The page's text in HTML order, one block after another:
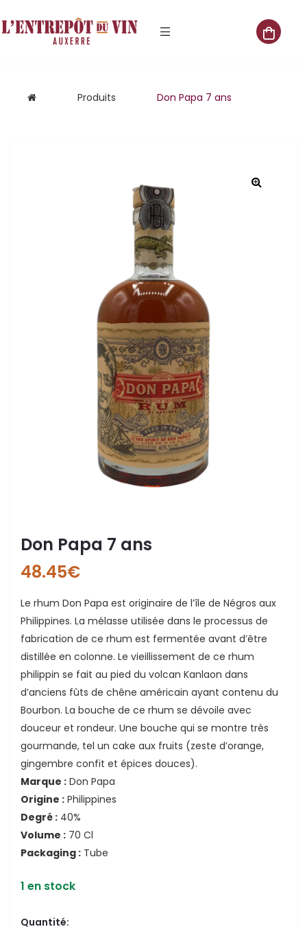
Produits Don Papa 7 ans
Don Papa 7 ans
48.45€
Le rhum Don Papa est originaire de l’île de Négros aux
Philippines. La mélasse utilisée dans le processus de
fabrication de ce rhum est fermentée avant d’être
distillée en colonne. Le vieillissement de ce rhum
philippin se fait au pied du volcan Kanlaon dans
d’anciens fûts de chêne américain ayant contenu du
Bourbon. La bouche de ce rhum se dévoile avec
douceur et rondeur. Une bouche qui se montre très
gourmande, tel un cake aux fruits (zeste d’orange,
gingembre confit et épices douces).
Marque : Don Papa
Origine : Philippines
Degré : 40%
Volume : 70 Cl
Packaging : Tube
1 en stock
Quantité: